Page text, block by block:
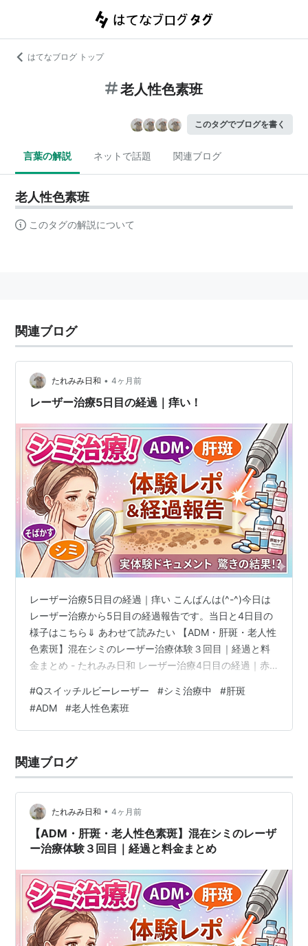
はてなブログ トップ
老人性色素班
このタグでブログを書く
言葉の解説 ネットで話題 関連ブログ
老人性色素班
このタグの解説について
関連ブログ
たれみみ日和 • 4ヶ月前
レーザー治療5日目の経過｜痒い！
レーザー治療5日目の経過｜痒い こんばんは(^-^)今日は
レーザー治療から5日目の経過報告です。当日と4日目の
様子はこちら⇓ あわせて読みたい 【ADM・肝斑・老人性
色素斑】混在シミのレーザー治療体験３回目｜経過と料
金まとめ - たれみみ日和 レーザー治療4日目の経過｜赤
ーゼを貼ったら痒い！最低でも、１０日はガーゼを貼っ
ておくようにと言われているのであと５日我慢です！
#Qスイッチルビーレーザー #シミ治療中 #肝斑
#ADM #老人性色素班
関連ブログ
たれみみ日和 • 4ヶ月前
【ADM・肝斑・老人性色素斑】混在シミのレーザ
ー治療体験３回目｜経過と料金まとめ